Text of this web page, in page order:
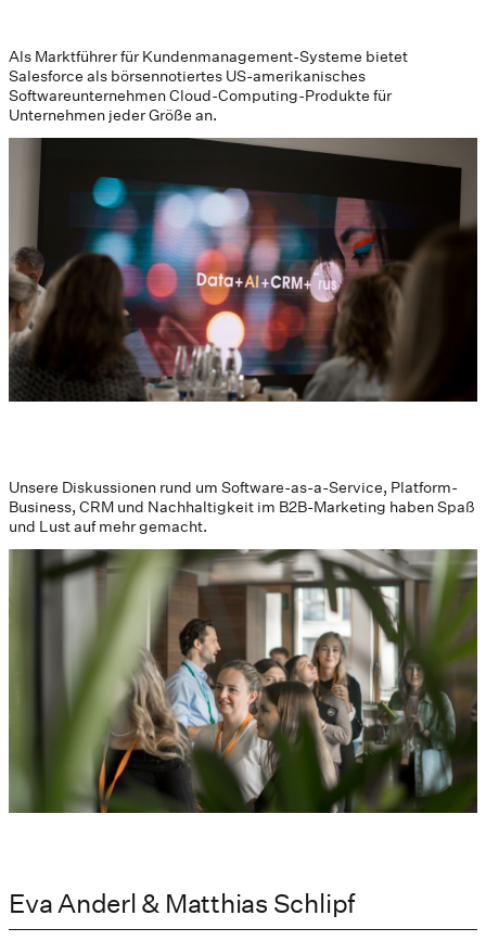
Als Marktführer für Kundenmanagement-Systeme bietet
Salesforce als börsennotiertes US-amerikanisches
Softwareunternehmen Cloud-Computing-Produkte für
Unternehmen jeder Größe an.
Unsere Diskussionen rund um Software-as-a-Service, Platform-
Business, CRM und Nachhaltigkeit im B2B-Marketing haben Spaß
und Lust auf mehr gemacht.
Eva Anderl & Matthias Schlipf